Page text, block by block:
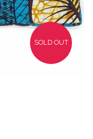
SOLD OUT